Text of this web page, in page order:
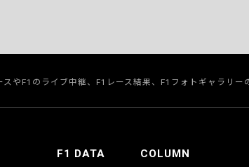
スやF1のライブ中継、F1レース結果、F1フォトギャラリ
F1 DATA COLUMN